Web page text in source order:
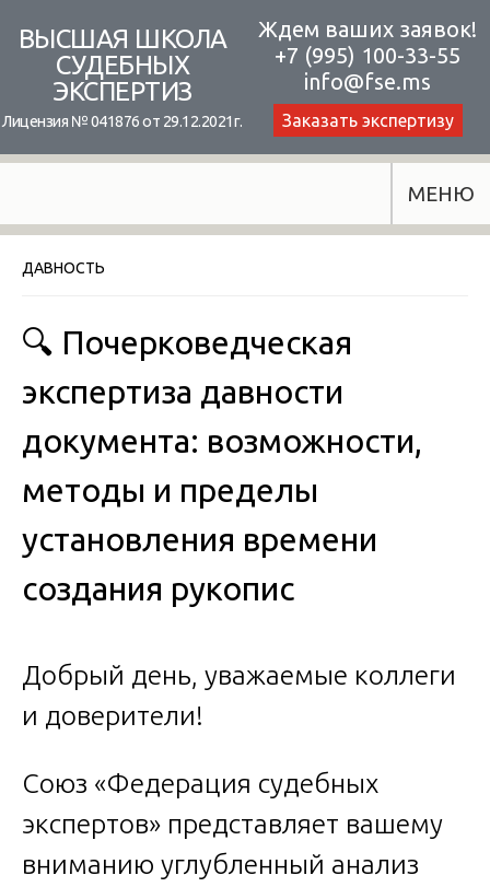
content
ВЫСШАЯ ШКОЛА
СУДЕБНЫХ
ЭКСПЕРТИЗ
Лицензия № 041876 от 29.12.2021г.
Ждем ваших заявок!
+7 (995) 100-33-55
info@fse.ms
Заказать экспертизу
МЕНЮ
ДАВНОСТЬ
🔍 Почерковедческая
экспертиза давности
документа: возможности,
методы и пределы
установления времени
создания рукопис
Добрый день, уважаемые коллеги
и доверители!
Союз «Федерация судебных
экспертов» представляет вашему
вниманию углубленный анализ